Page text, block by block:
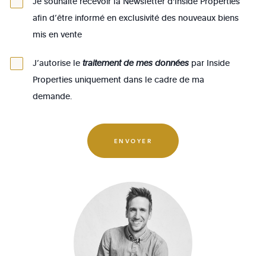
1140 - Evere
1150 - Woluwé-St-Pierre
1170 - Watermael-Boitsfort
1180 - Uccle
1200 - Woluwé-St-Lambert
1210 - St-Josse-ten-Noode
afin d’être informé en exclusivité des nouveaux biens
mis en vente
J’autorise letraitement de mes données par Inside
Properties uniquement dans le cadre de ma
demande.
ENVOYER